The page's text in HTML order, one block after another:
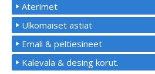
Aterimet
Ulkomaiset astiat
Emali & peltiesineet
Kalevala & desing korut.